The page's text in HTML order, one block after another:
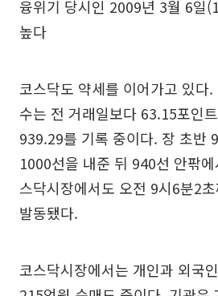
융위기 당시인 2009년 3월 6일
높다
코스닥도 약세를 이어가고 있다
수는 전 거래일보다 63.15포인
939.29를 기록 중이다. 장 초반
1000선을 내준 뒤 940선 안팎
스닥시장에서도 오전 9시6분2
발동됐다.
코스닥시장에서는 개인과 외국